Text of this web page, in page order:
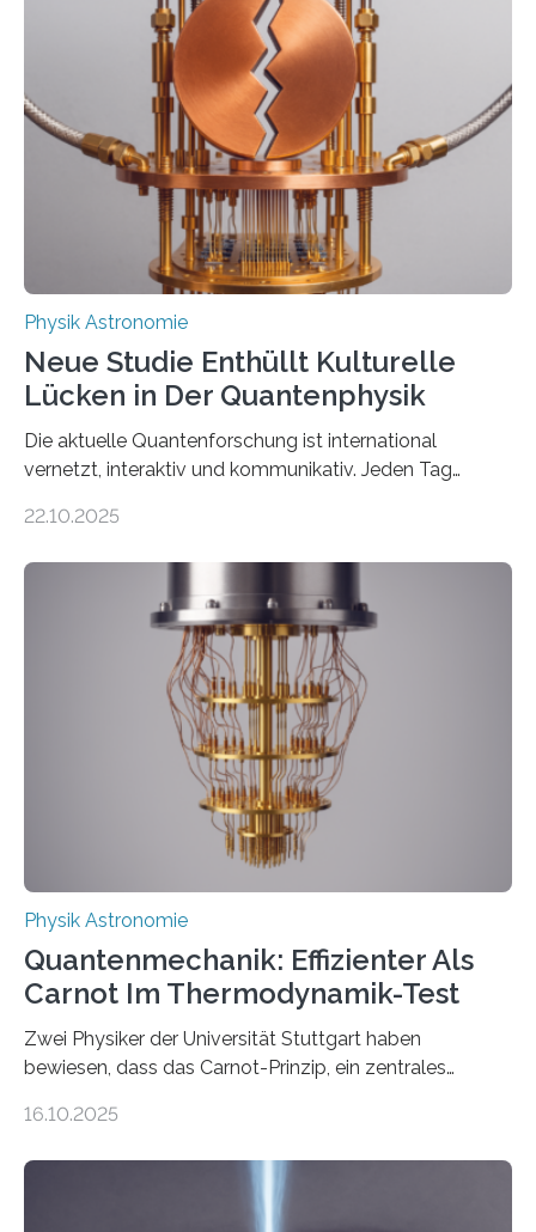
vermutet, weltweit war nach den passenden
Atomkern-Zuständen gesucht worden, 2024 gelang
einem Team der TU Wien mit Unterstützung
internationaler Partner der entscheidende Durchbruch:
Der lange diskutierte Thorium-Kernübergang wurde
gefunden. Kurz darauf konnte man zeigen, dass sich
Thorium tatsächlich nutzen lässt, um hochpräzise…
Physik Astronomie
Neue Studie Enthüllt Kulturelle
Lücken in Der Quantenphysik
Die aktuelle Quantenforschung ist international
vernetzt, interaktiv und kommunikativ. Jeden Tag
oft von Autor*innen, die eng zusammenarbeiten. Neue
werden schnell weiterentwickelt. Dies ist der Alltag in
der Forschung der Quantentheorie, die dieses Jahr 100
Jahre alt geworden ist, weshalb die UNESCO 2025 zum
Internationalen Jahr der Quantenwissenschaft und -
technologie ausgerufen hat. Doch nun hat eine
internationale Forschungsgruppe um den
22.10.2025
Physik Astronomie
Quantenmechanik: Effizienter Als
Carnot Im Thermodynamik-Test
Zwei Physiker der Universität Stuttgart haben
bewiesen, dass das Carnot-Prinzip, ein zentrales
Größenordnung von Atomen gilt, deren physikalische
16.10.2025